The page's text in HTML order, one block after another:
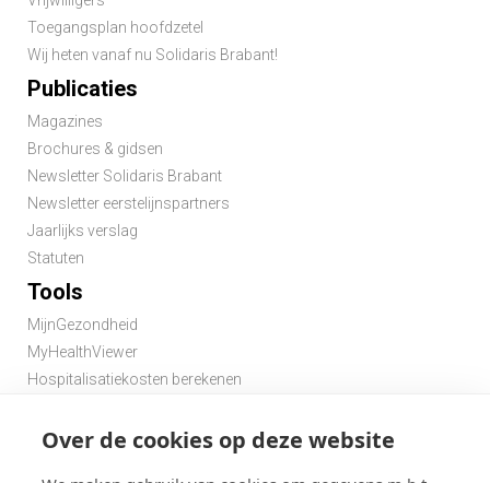
Over de cookies op deze website
Toegangsplan hoofdzetel
Wij heten vanaf nu Solidaris Brabant!
Publicaties
Magazines
Brochures & gidsen
Newsletter Solidaris Brabant
Newsletter eerstelijnspartners
Jaarlijks verslag
Statuten
Tools
MijnGezondheid
MyHealthViewer
Hospitalisatiekosten berekenen
Zoek een apotheek in de buurt